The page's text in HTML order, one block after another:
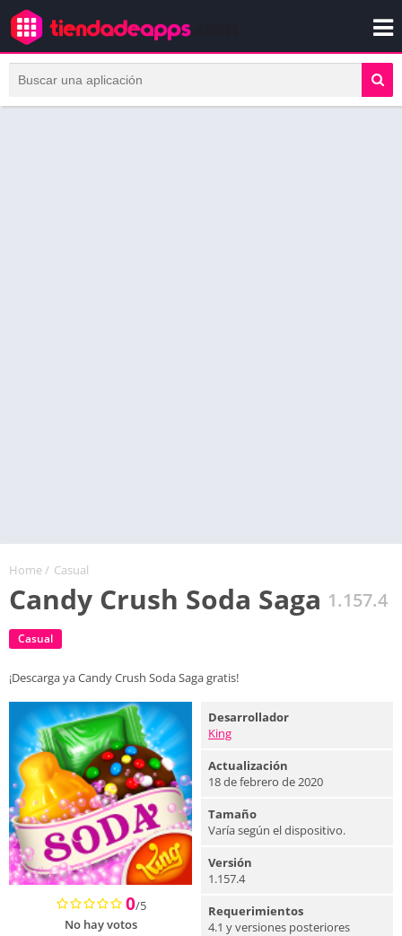
Home/ Casual
Candy Crush Soda Saga 1.157.4
Casual
¡Descarga ya Candy Crush Soda Saga gratis!
0/5
No hay votos
Desarrollador
King
Actualización
18 de febrero de 2020
Tamaño
Varía según el dispositivo.
Versión
1.157.4
Requerimientos
4.1 y versiones posteriores